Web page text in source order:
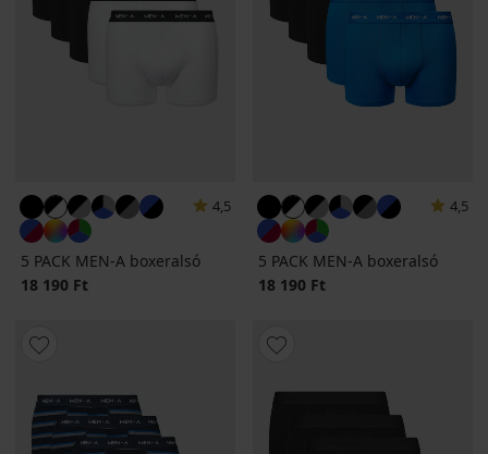
4,5
5 PACK MEN-A boxeralsó
18 190 Ft
4,5
5 PACK MEN-A boxeralsó
18 190 Ft